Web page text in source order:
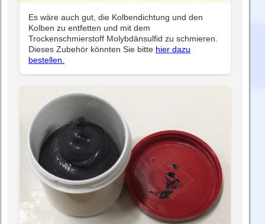
Es wäre auch gut, die Kolbendichtung und den
Kolben zu entfetten und mit dem
Trockenschmierstoff Molybdänsulfid zu schmieren.
Dieses Zubehör könnten Sie bitte hier dazu
bestellen.